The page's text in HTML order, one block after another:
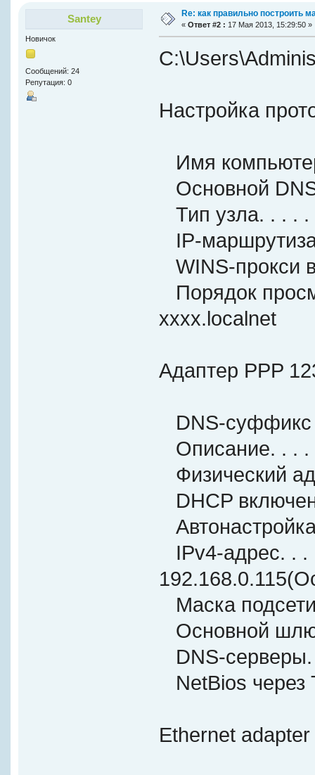
Santey
Новичок
Сообщений: 24
Репутация: 0
Re: как правильно построить
« Ответ #2 : 17 Мая 2013, 15:29:50 »
Настройка
Имя
Основной
Тип узла. . . .
IP-
WINS-прокси
Порядок
хххх.localnet
Адаптер PPP
DNS-суффикс
Описание. . . .
Физический
DHCP
IPv4-адрес. . .
Маска
Основной
DNS-серверы.
NetBios через
Ethernet